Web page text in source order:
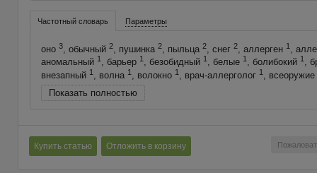
Частотный словарь Параметры
оно 3, обычный 2, пушинка 2, пыльца 2, снег 2, аллерген 1,
аномальный 1, барьер 1, безобидный 1, белые 1, болибокий 1,
внезапный 1, волна 1, волокно 1, врач-аллерголог 1, всеоружие
Показать полностью
Купить статью Отложить в корзину